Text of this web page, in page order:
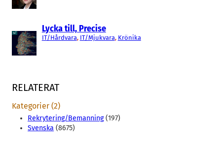
Lycka till, Precise
IT/Hårdvara, IT/Mjukvara, Krönika
RELATERAT
Kategorier (2)
Rekrytering/Bemanning(197)
Svenska (8675)